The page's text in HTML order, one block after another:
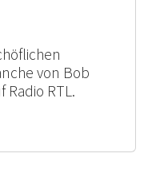
von Bob
Radio RTL.